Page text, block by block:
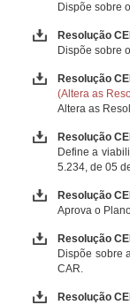
Dispõe sobre
Resolução
Dispõe sobre
Resolução
(Altera as
Altera as
Resolução
Define a
5.234, de 05
Resolução
Aprova o
Resolução
Dispõe sobre
CAR.
Resolução